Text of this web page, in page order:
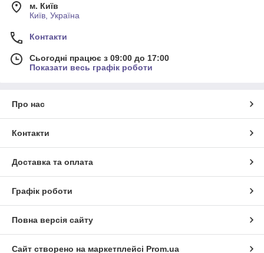
м. Київ
Київ, Україна
Контакти
Сьогодні працює з 09:00 до 17:00
Показати весь графік роботи
Про нас
Контакти
Доставка та оплата
Графік роботи
Повна версія сайту
Сайт створено на маркетплейсі Prom.ua